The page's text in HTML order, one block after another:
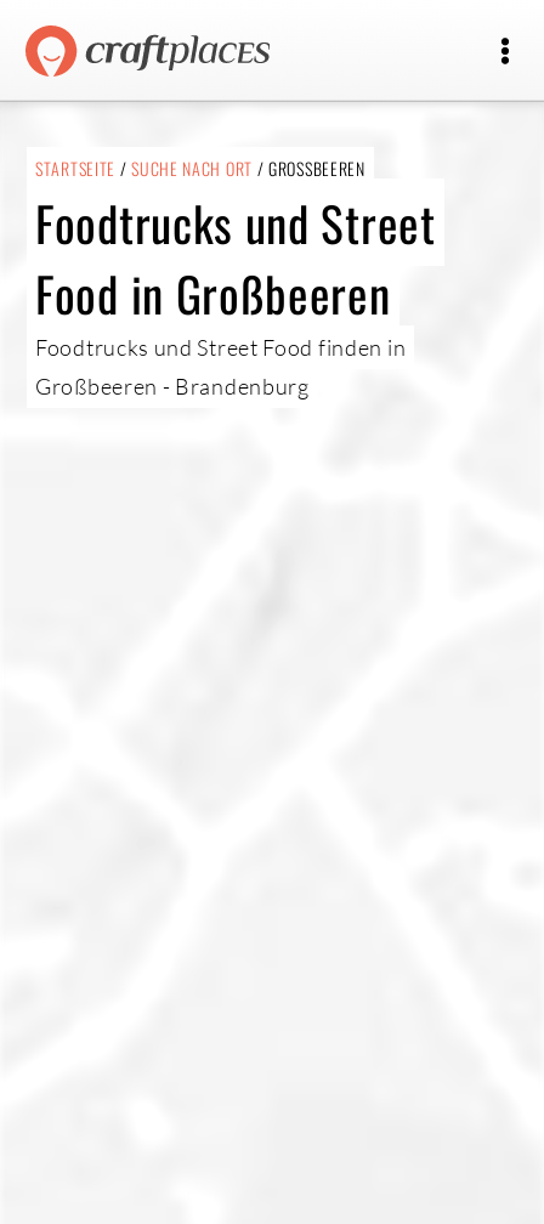
STARTSEITE /SUCHE NACH ORT / GROSSBEEREN
Foodtrucks und Street
Food in Großbeeren
Foodtrucks und Street Food finden in
Großbeeren - Brandenburg